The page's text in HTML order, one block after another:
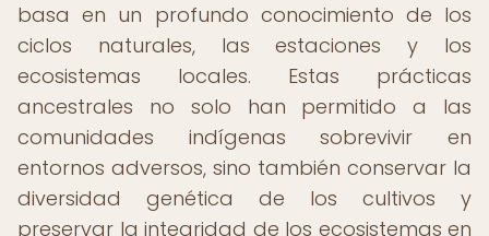
basa en un profundo conocimiento de los
ciclos naturales, las estaciones y los
ecosistemas locales. Estas prácticas
ancestrales no solo han permitido a las
comunidades indígenas sobrevivir en
entornos adversos, sino también conservar la
diversidad genética de los cultivos y
preservar la integridad de los ecosistemas en